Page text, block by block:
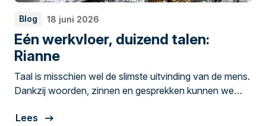
Blog 18 juni 2026
Eén werkvloer, duizend talen:
Rianne
Taal is misschien wel de slimste uitvinding van de mens.
Dankzij woorden, zinnen en gesprekken kunnen we
elkaar begrijpen gaat niet altijd vanzelf. Rianne van
Lees